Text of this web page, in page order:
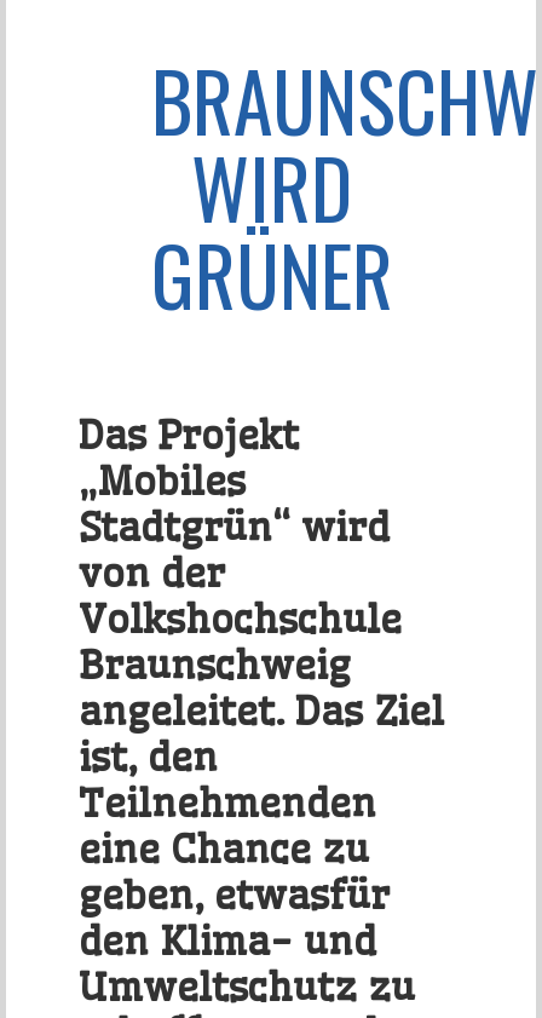
WIRD
GRÜNER
Das Projekt
„Mobiles
Stadtgrün“ wird
von der
Volkshochschule
Braunschweig
angeleitet. Das Ziel
ist, den
Teilnehmenden
eine Chance zu
geben, etwasfür
den Klima- und
Umweltschutz zu